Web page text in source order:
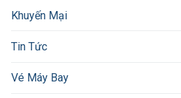
Khuyến Mại
Tin Tức
Vé Máy Bay